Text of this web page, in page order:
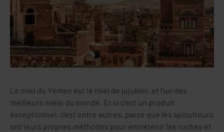
Le miel du Yémen est le miel de jujubier, et l'un des
meilleurs miels du monde. Et si c'est un produit
exceptionnel, c'est entre autres, parce que les apiculteurs
ont leurs propres méthodes pour entretenir les ruches et